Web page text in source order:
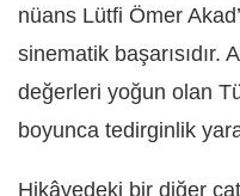
nüans Lütfi Ömer
sinematik başarısıdır.
değerleri yoğun olan
boyunca tedirginlik
Hikâyedeki bir diğer